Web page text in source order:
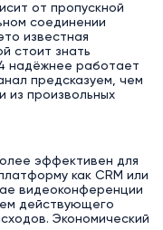
от пропускной
соединении
известная
стоит знать
надёжнее работает
предсказуем, чем
из произвольных
эффективен для
как CRM или
видеоконференции
действующего
Экономический